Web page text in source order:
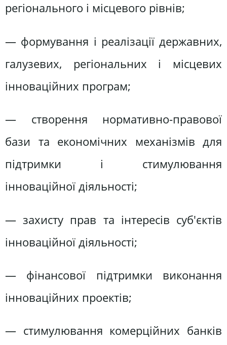
регіонального і місцевого рівнів;
— формування і реалізації державних,
галузевих, регіональних і місцевих
інноваційних програм;
— створення нормативно-правової
бази та економічних механізмів для
підтримки і стимулювання
інноваційної діяльності;
— захисту прав та інтересів суб'єктів
інноваційної діяльності;
— фінансової підтримки виконання
інноваційних проектів;
— стимулювання комерційних банків